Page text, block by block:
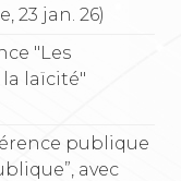
23 jan. 26)
"Les
laïcité"
publique
avec